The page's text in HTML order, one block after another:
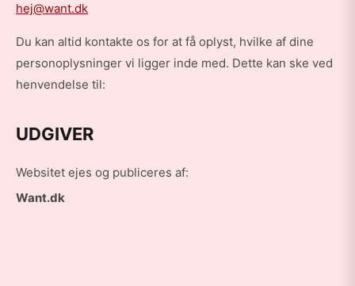
hej@want.dk
Du kan altid kontakte os for at få oplyst, hvilke af dine
personoplysninger vi ligger inde med. Dette kan ske ved
henvendelse til:
UDGIVER
Websitet ejes og publiceres af:
Want.dk